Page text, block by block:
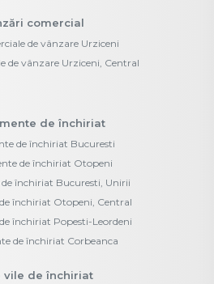
comercial
de vânzare Urziceni
de vânzare Urziceni, Central
de închiriat
de închiriat Bucuresti
de închiriat Otopeni
închiriat Bucuresti, Unirii
închiriat Otopeni, Central
închiriat Popesti-Leordeni
de închiriat Corbeanca
vile de închiriat